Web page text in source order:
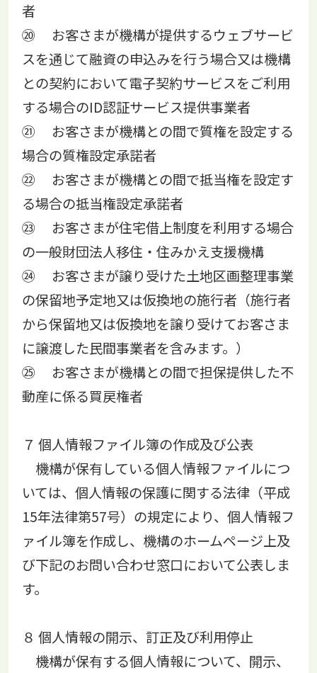
者
⑳ お客さまが機構が提供するウェブサービ
スを通じて融資の申込みを行う場合又は機構
との契約において電子契約サービスをご利用
する場合のID認証サービス提供事業者
㉑ お客さまが機構との間で質権を設定する
場合の質権設定承諾者
㉒ お客さまが機構との間で抵当権を設定す
る場合の抵当権設定承諾者
㉓ お客さまが住宅借上制度を利用する場合
の一般財団法人移住・住みかえ支援機構
㉔ お客さまが譲り受けた土地区画整理事業
の保留地予定地又は仮換地の施行者（施行者
から保留地又は仮換地を譲り受けてお客さま
に譲渡した民間事業者を含みます。）
㉕ お客さまが機構との間で担保提供した不
動産に係る買戻権者
７ 個人情報ファイル簿の作成及び公表
機構が保有している個人情報ファイルにつ
いては、個人情報の保護に関する法律（平成
15年法律第57号）の規定により、個人情報フ
ァイル簿を作成し、機構のホームページ上及
び下記のお問い合わせ窓口において公表しま
す。
８ 個人情報の開示、訂正及び利用停止
機構が保有する個人情報について、開示、